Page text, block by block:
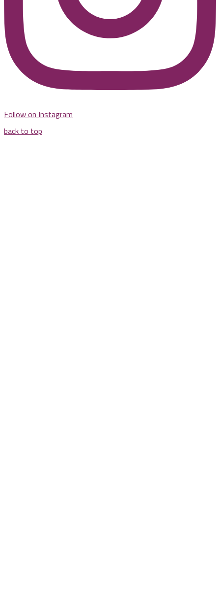
Follow on Instagram
back to top